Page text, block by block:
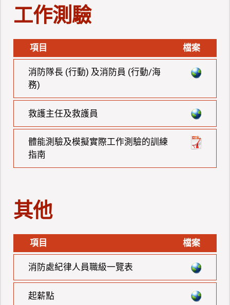
工作測驗
項目 檔案
消防隊長 (行動) 及消防員 (行動/海
務)
救護主任及救護員
體能測驗及模擬實際工作測驗的訓練
指南
其他
項目 檔案
消防處紀律人員職級一覽表
起薪點